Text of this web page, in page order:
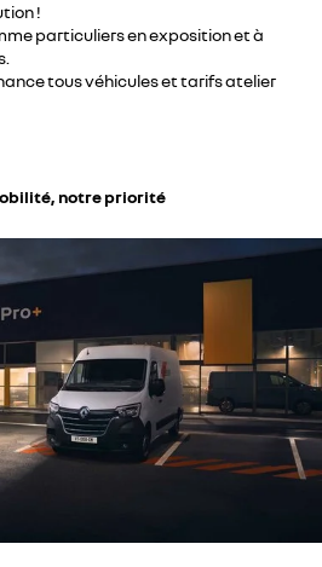
!
particuliers en exposition et à
tous véhicules et tarifs atelier
notre priorité